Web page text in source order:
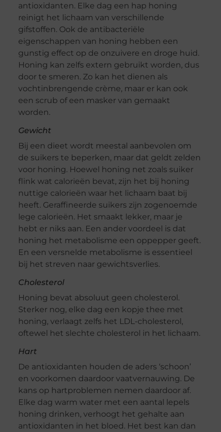
antioxidanten. Elke dag een hap honing
reinigt het lichaam van verschillende
gifstoffen. Ook de antibacteriële
eigenschappen van honing hebben een
gunstig effect op de onzuivere en droge huid.
Honing kan zelfs extern gebruikt worden, dus
door te smeren. Zo kan het dienen als
vochtinbrengende crème, maar er kan ook
een scrub of een masker van gemaakt
worden.
Gewicht
Bij een dieet wordt meestal aanbevolen om
de suikers te beperken, maar dat geldt zelden
voor honing. Hoewel honing net zoals suiker
flink wat calorieën bevat, zijn het bij honing
nuttige calorieën waar het lichaam baat bij
heeft. Geraffineerde suikers zijn zogenoemde
lege calorieën. Het smaakt lekker, maar je
hebt er niks aan. Een ander voordeel is dat
honing het metabolisme een oppepper geeft.
En een versnelde metabolisme is essentieel
bij het streven naar gewichtsverlies.
Cholesterol
Honing bevat absoluut geen cholesterol.
Sterker nog, elke dag een kopje thee met
honing, verlaagt zelfs het LDL-cholesterol,
oftewel het slechte cholesterol in het lichaam.
Hart
De antioxidanten houden de aders ‘schoon’
en voorkomen daardoor vaatvernauwing. De
kans op hartproblemen nemen daardoor af.
Elke dag warm water met een aantal lepels
honing drinken, verhoogt het gehalte aan
antioxidanten in het bloed. Het best kan dan